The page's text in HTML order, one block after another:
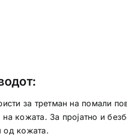
за третман на помали
кожата. За пројатно и
од кожата.